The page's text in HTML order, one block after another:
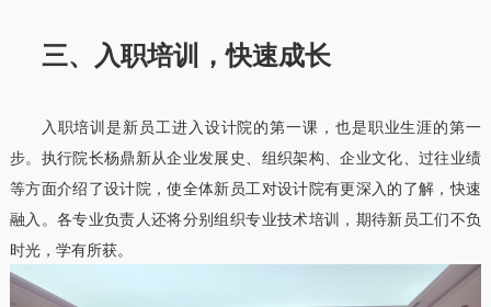
三、入职培训，快速成长
入职培训是新员工进入设计院的第一课，也是职业生涯的第一
步。执行院长杨鼎新从企业发展史、组织架构、企业文化、过往业绩
等方面介绍了设计院，使全体新员工对设计院有更深入的了解，快速
融入。各专业负责人还将分别组织专业技术培训，期待新员工们不负
时光，学有所获。